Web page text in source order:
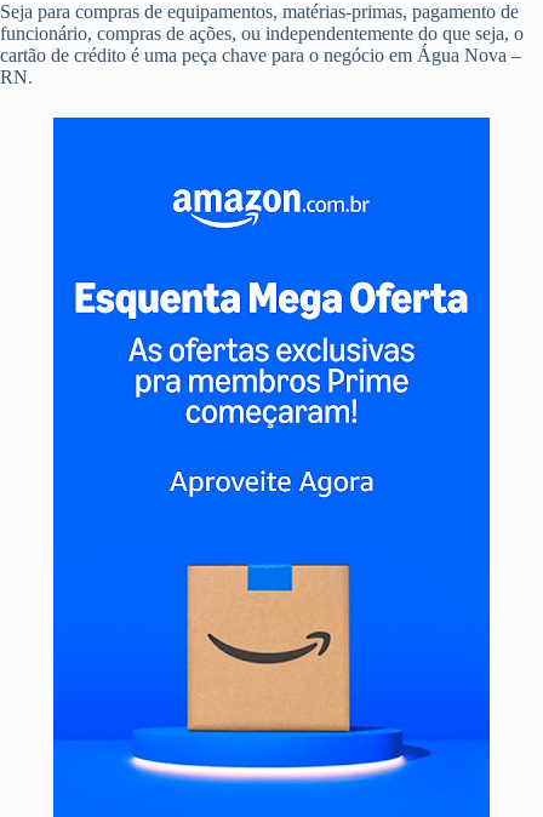
Seja para compras de equipamentos, matérias-primas, pagamento de
funcionário, compras de ações, ou independentemente do que seja, o
cartão de crédito é uma peça chave para o negócio em Água Nova –
RN.